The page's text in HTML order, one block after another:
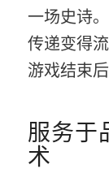
一场史诗
传递变得
游戏结束
服务于
术